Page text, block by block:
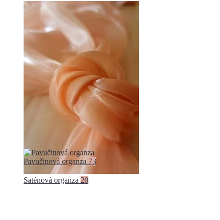
Saténová organza 20
Pavučinová organza73